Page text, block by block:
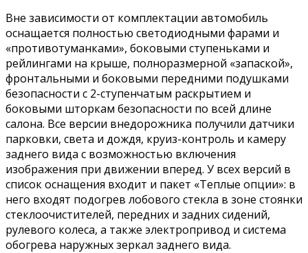
Вне зависимости от комплектации автомобиль
оснащается полностью светодиодными фарами и
«противотуманками», боковыми ступеньками и
рейлингами на крыше, полноразмерной «запаской»,
фронтальными и боковыми передними подушками
безопасности с 2-ступенчатым раскрытием и
боковыми шторкам безопасности по всей длине
салона. Все версии внедорожника получили датчики
парковки, света и дождя, круиз-контроль и камеру
заднего вида с возможностью включения
изображения при движении вперед. У всех версий в
список оснащения входит и пакет «Теплые опции»: в
него входят подогрев лобового стекла в зоне стоянки
стеклоочистителей, передних и задних сидений,
рулевого колеса, а также электропривод и система
обогрева наружных зеркал заднего вида.